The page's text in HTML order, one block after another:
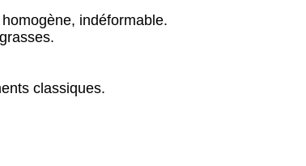
indéformable.
classiques.